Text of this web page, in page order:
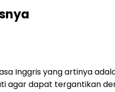
Inggris yang artinya
agar dapat tergantikan